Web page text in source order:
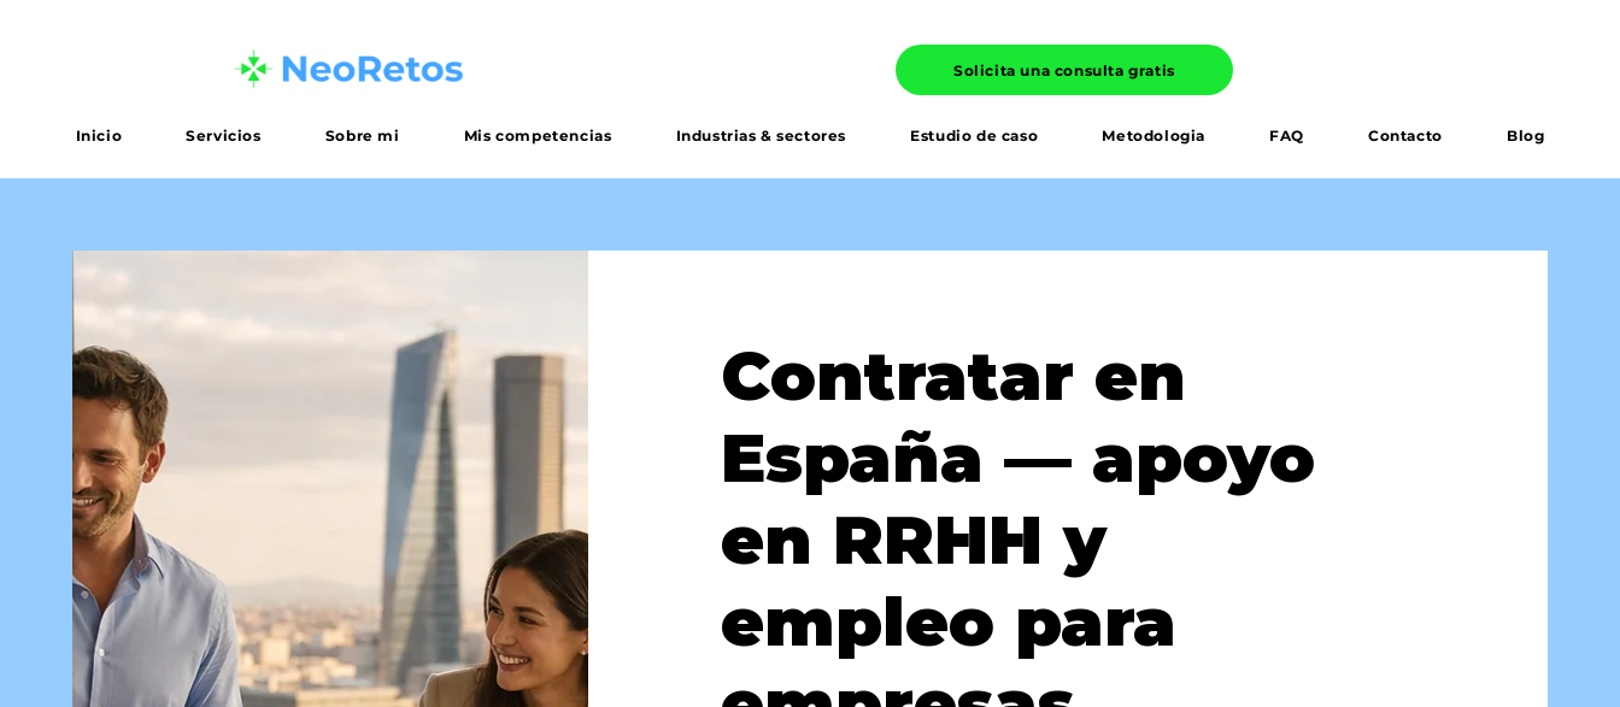
Solicita una consulta gratis
Inicio Servicios Sobre mi Mis competencias Industrias & sectores Estudio de caso Metodologia FAQ Contacto Blog
Contratar en
España — apoyo
en RRHH y
empleo para